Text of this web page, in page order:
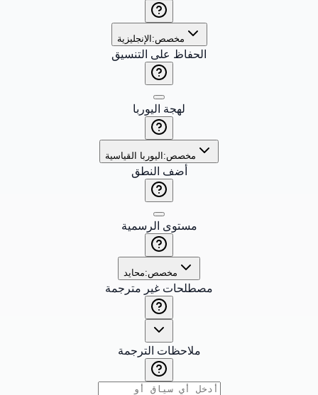
مخصص: الإنجليزية
الحفاظ على التنسيق
لهجة اليوربا
مخصص: اليوربا القياسية
أضف النطق
مستوى الرسمية
مخصص:محايد
مصطلحات غير مترجمة
ملاحظات الترجمة